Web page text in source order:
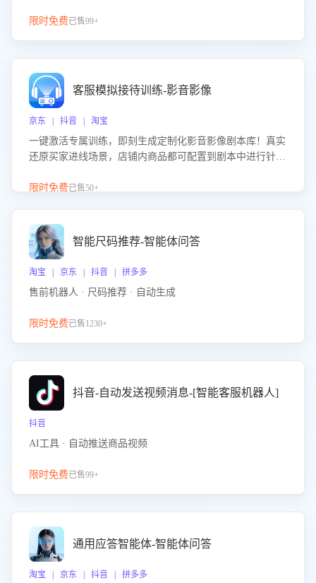
限时免费已售99+
客服模拟接待训练-影音影像
京东 | 抖音 | 淘宝
一键激活专属训练，即刻生成定制化影音影像剧本库！真实
还原买家进线场景，店铺内商品都可配置到剧本中进行针对
击 “立即开通”，快速获取影音影像类目剧本，一键开启客服
限时免费已售50+
智能尺码推荐-智能体问答
淘宝 | 京东 | 抖音 | 拼多多
售前机器人 · 尺码推荐 · 自动生成
限时免费已售1230+
抖音-自动发送视频消息-[智能客服机器人]
抖音
AI工具 · 自动推送商品视频
限时免费已售99+
通用应答智能体-智能体问答
淘宝 | 京东 | 抖音 | 拼多多